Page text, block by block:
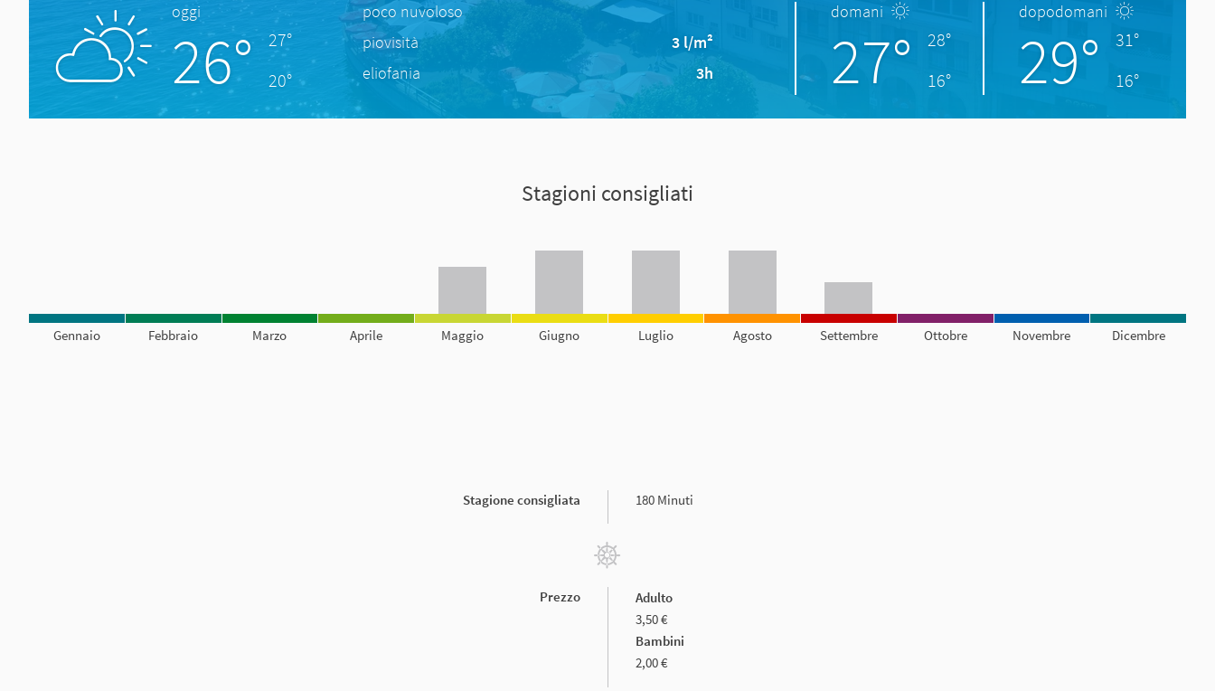
oggi
26°
27°
20°
poco nuvoloso
piovisità
3 l/m²
eliofania
3h
domani
27°
28°
16°
dopodomani
29°
31°
16°
Stagioni consigliati
Gennaio Febbraio Marzo Aprile Maggio Giugno Luglio Agosto Settembre Ottobre Novembre Dicembre
Stagione consigliata 180 Minuti
Prezzo
Adulto
3,50 €
Bambini
2,00 €